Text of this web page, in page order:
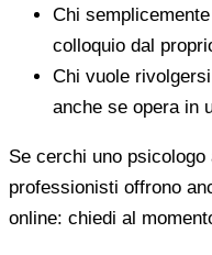
Chi
colloquio dal
Chi vuole
anche se opera in
Se cerchi uno
professionisti offrono
online: chiedi al